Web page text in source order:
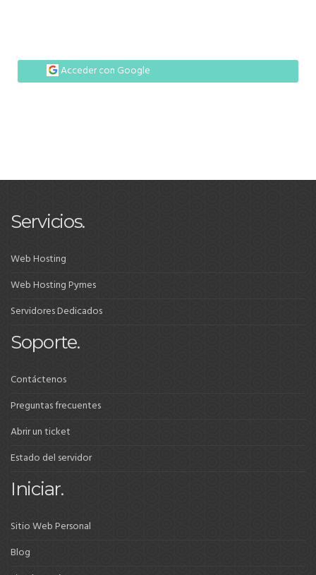
Acceder con Google
Servicios.
Web Hosting
Web Hosting Pymes
Servidores Dedicados
Soporte.
Contáctenos
Preguntas frecuentes
Abrir un ticket
Estado del servidor
Iniciar.
Sitio Web Personal
Blog